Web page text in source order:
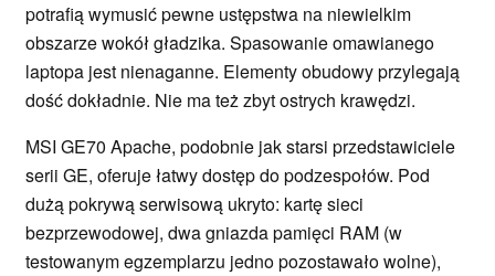
potrafią wymusić pewne ustępstwa na niewielkim
obszarze wokół gładzika. Spasowanie omawianego
laptopa jest nienaganne. Elementy obudowy przylegają
dość dokładnie. Nie ma też zbyt ostrych krawędzi.
MSI GE70 Apache, podobnie jak starsi przedstawiciele
serii GE, oferuje łatwy dostęp do podzespołów. Pod
dużą pokrywą serwisową ukryto: kartę sieci
bezprzewodowej, dwa gniazda pamięci RAM (w
testowanym egzemplarzu jedno pozostawało wolne),